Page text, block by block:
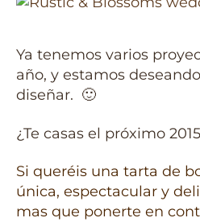
Ya tenemos varios
año, y estamos
diseñar. 🙂
¿Te casas el próximo
Si queréis una tarta de
única, espectacular y
mas que ponerte en